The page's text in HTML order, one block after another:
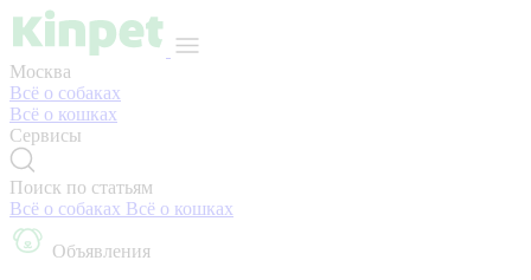
Москва
Всё о собаках
Всё о кошках
Сервисы
Поиск по статьям
Всё о собаках Всё о кошках
Объявления